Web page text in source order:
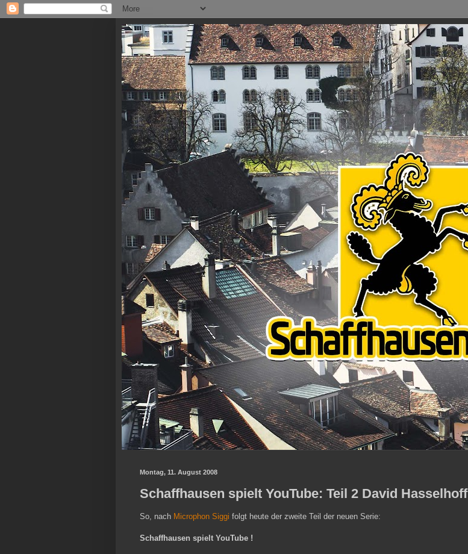
Montag, 11. August 2008
Schaffhausen spielt YouTube: Teil 2 David Hasselhoff
So, nach Microphon Siggi folgt heute der zweite Teil der neuen Serie:
Schaffhausen spielt YouTube !